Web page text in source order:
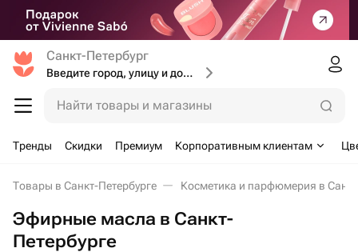
Санкт-Петербург
Введите город, улицу и дом доставки
Найти товары и магазины
Тренды Скидки Премиум Корпоративным клиентам
Товары в Санкт-Петербурге Косметика и парфюмерия в
Эфирные масла в Санкт-
Петербурге